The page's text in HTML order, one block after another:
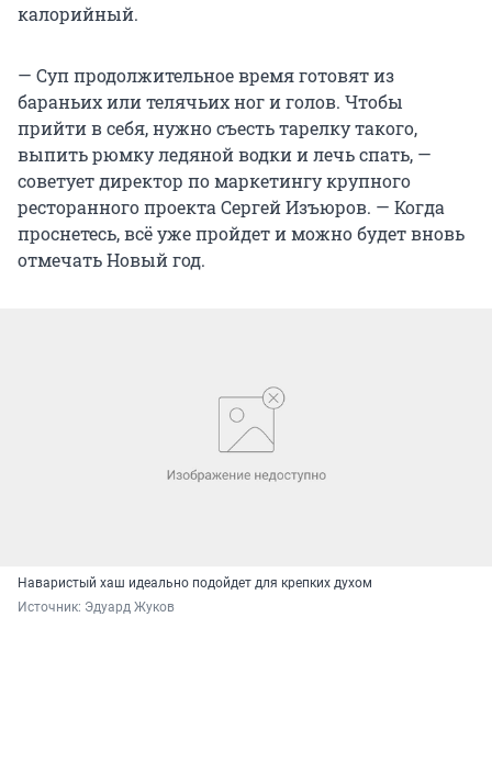
калорийный.
— Суп продолжительное время готовят из
бараньих или телячьих ног и голов. Чтобы
прийти в себя, нужно съесть тарелку такого,
выпить рюмку ледяной водки и лечь спать, —
советует директор по маркетингу крупного
ресторанного проекта Сергей Изъюров. — Когда
проснетесь, всё уже пройдет и можно будет вновь
отмечать Новый год.
Наваристый хаш идеально подойдет для крепких духом
Источник: Эдуард Жуков